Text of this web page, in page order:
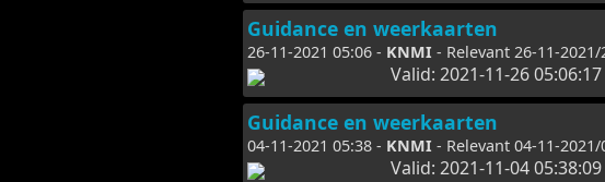
Guidance en weerkaarten
26-11-2021 05:06 - KNMI - Relevant 26-11-2021/
Valid: 2021-11-26
Guidance en weerkaarten
04-11-2021 05:38 - KNMI - Relevant 04-11-2021/
Valid: 2021-11-04